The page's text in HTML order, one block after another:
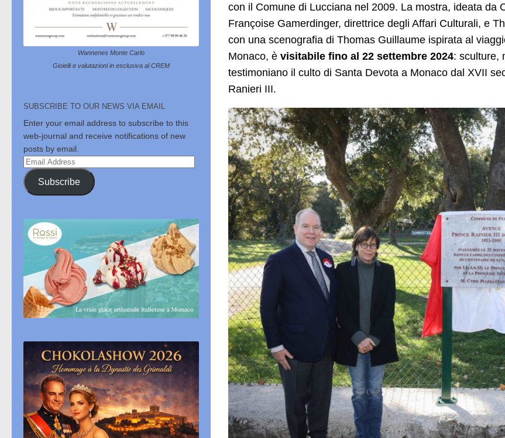
con il Comune di Lucciana nel 2009. La mostra, ideata da
Françoise Gamerdinger, direttrice degli Affari Culturali, e
con una scenografia di Thomas Guillaume ispirata al
Monaco, è visitabile fino al 22 settembre 2024: sculture,
testimoniano il culto di Santa Devota a Monaco dal XVII
Ranieri III.
Wannenes Monte Carlo
Gioielli e valutazioni in esclusiva al CREM
SUBSCRIBE TO OUR NEWS VIA EMAIL
Enter your email address to subscribe to this
web-journal and receive notifications of new
posts by email.
Email
Address
Subscribe